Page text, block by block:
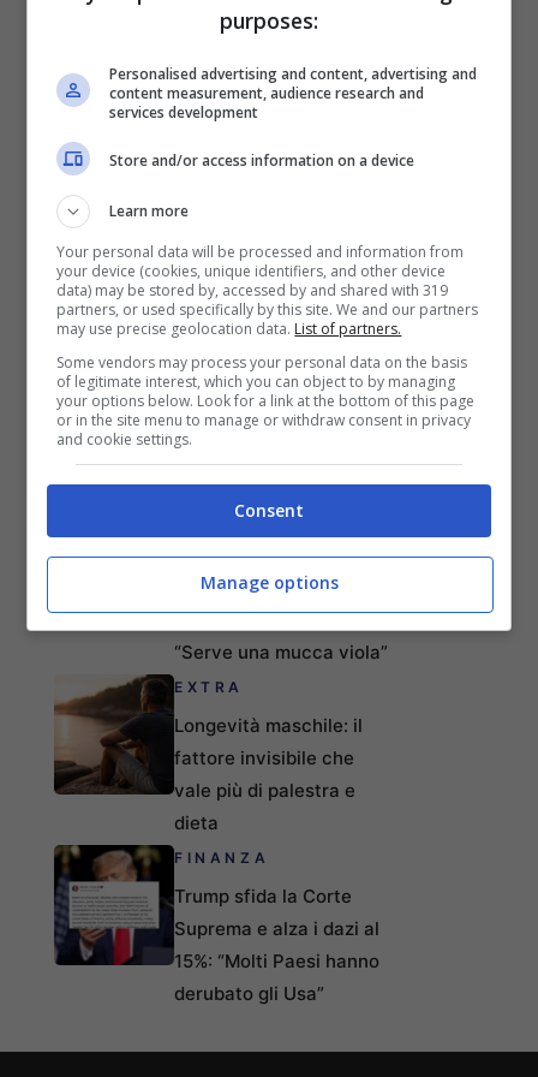
le sue parole
EXTRA
Gengive e salute
bocca è uno specchio
(sottovalutato)
dell’intero organismo
GOSSIP
Alba Parietti furiosa nel
podcast di Giulia Salemi:
«Impara l’educazione».
Lite vera o strategia
social?
CURIOSITÀ
MrBeast spiega il
segreto dei 100 milioni
di visualizzazioni:
“Serve una mucca viola”
EXTRA
Longevità maschile: il
fattore invisibile che
vale più di palestra e
dieta
FINANZA
Trump sfida la Corte
Suprema e alza i dazi al
15%: “Molti Paesi hanno
derubato gli Usa”
purposes:
Personalised advertising and content, advertising and
content measurement, audience research and
services development
Store and/or access information on a device
Learn more
Your personal data will be processed and information from
your device (cookies, unique identifiers, and other device
data) may be stored by, accessed by and shared with 319
partners, or used specifically by this site. We and our partners
may use precise geolocation data. List of partners.
Some vendors may process your personal data on the basis
of legitimate interest, which you can object to by managing
your options below. Look for a link at the bottom of this page
or in the site menu to manage or withdraw consent in privacy
and cookie settings.
Consent
Manage options